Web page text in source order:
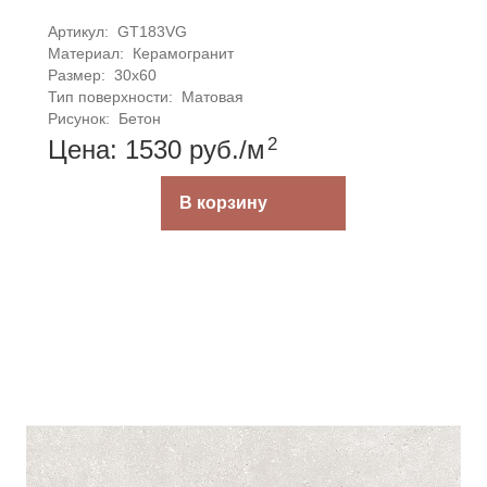
Артикул: GT183VG
Материал:
Керамогранит
Размер: 30x60
Тип поверхности:
Матовая
Рисунок:
Бетон
Цена: 1530 руб./м 2
В корзину